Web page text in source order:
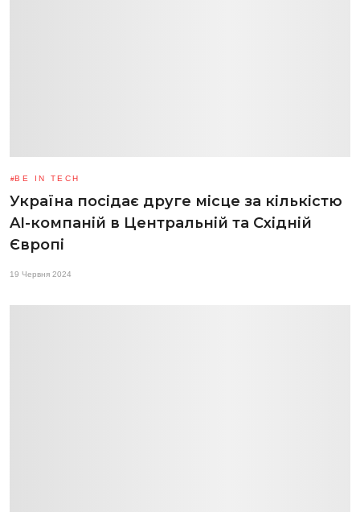
BE IN TECH
Україна посідає друге місце за кількістю
AI-компаній в Центральній та Східній
Європі
19 Червня 2024